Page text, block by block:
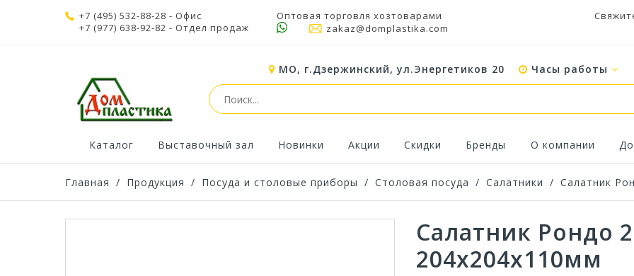
+7 (495) 532-88-28 - Офис
+7 (977) 638-92-82 - Отдел продаж
Оптовая торговля хозтоварами
zakaz@domplastika.com
МО, г.Дзержинский, ул.Энергетиков 20 Часы работы
Каталог Выставочный зал Новинки Акции Скидки Бренды О компании
Главная / Продукция / Посуда и столовые приборы / Столовая посуда / Салатники / Салатник
Салатник Рондо
204х204х110мм